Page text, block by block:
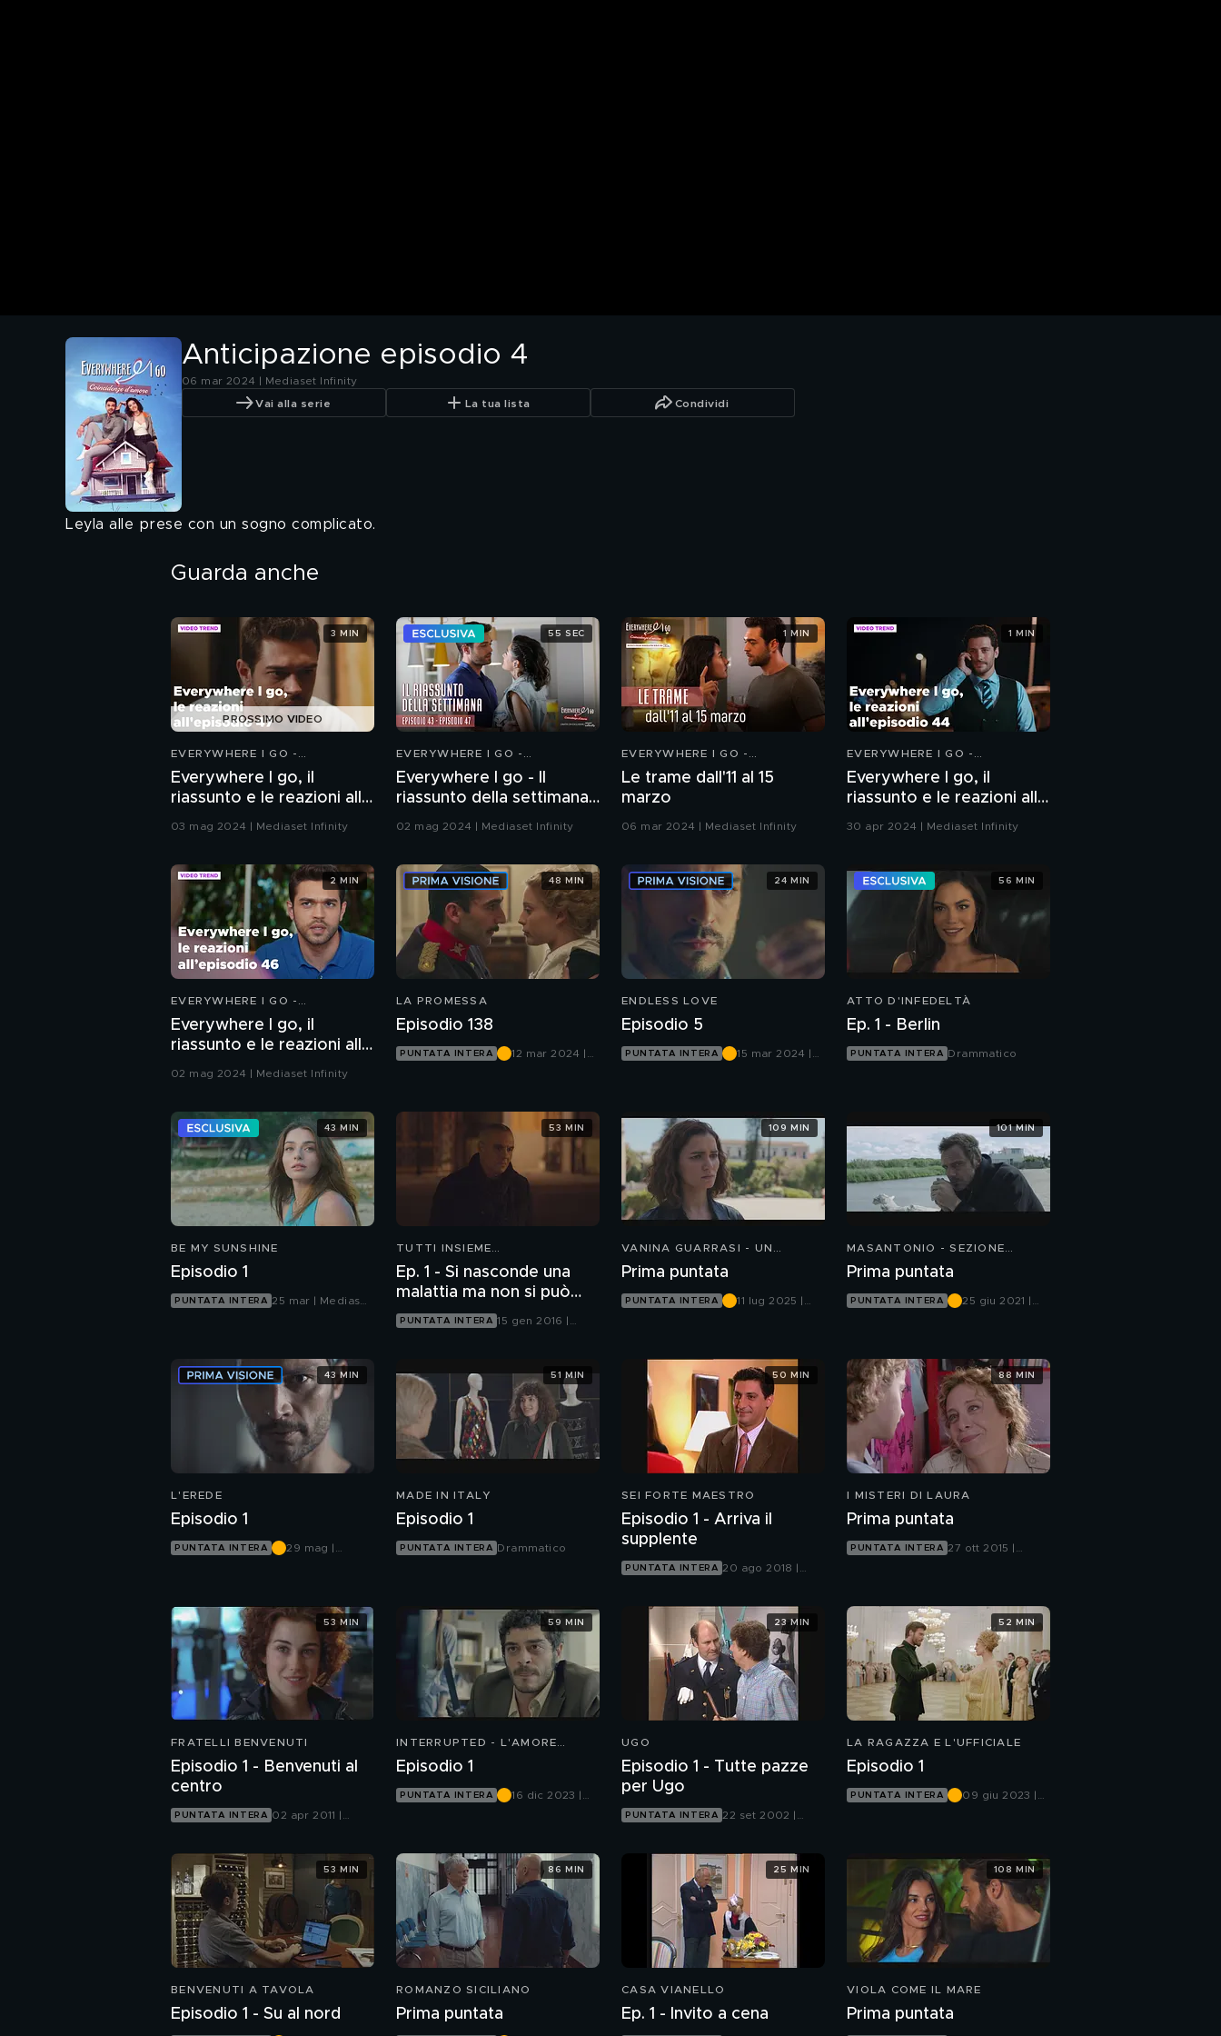
Anticipazione episodio 4
06 mar 2024 | Mediaset Infinity
Vai alla serie La tua lista Condividi
Leyla alle prese con un sogno complicato.
Guarda anche
PROSSIMO VIDEO
EVERYWHERE I GO -
Everywhere I go, il
riassunto e le reazioni alla
puntata 47
03 mag 2024 | Mediaset Infinity
3 MIN
EVERYWHERE I GO -
Everywhere I go - Il
riassunto della settimana
(Ep.43-47)
02 mag 2024 | Mediaset Infinity
55 SEC
EVERYWHERE I GO -
Le trame dall'11 al 15
marzo
06 mar 2024 | Mediaset Infinity
1 MIN
EVERYWHERE I GO -
Everywhere I go, il
riassunto e le reazioni alla
puntata 44
30 apr 2024 | Mediaset Infinity
1 MIN
EVERYWHERE I GO -
Everywhere I go, il
riassunto e le reazioni alla
puntata 46
02 mag 2024 | Mediaset Infinity
2 MIN
LA PROMESSA
Episodio 138
PUNTATA INTERA
12 mar 2024 |
48 MIN
ENDLESS LOVE
Episodio 5
PUNTATA INTERA
15 mar 2024 |
24 MIN
ATTO D'INFEDELTÀ
Ep. 1 - Berlin
PUNTATA INTERA Drammatico
56 MIN
BE MY SUNSHINE
Episodio 1
PUNTATA INTERA 25 mar | Mediaset
43 MIN
TUTTI INSIEME
Ep. 1 - Si nasconde una
malattia ma non si può
nascondere la morte
PUNTATA INTERA 15 gen 2016 |
53 MIN
VANINA GUARRASI - UN
Prima puntata
PUNTATA INTERA
11 lug 2025 |
109 MIN
MASANTONIO - SEZIONE
Prima puntata
PUNTATA INTERA
25 giu 2021 |
101 MIN
L'EREDE
Episodio 1
PUNTATA INTERA
29 mag |
43 MIN
MADE IN ITALY
Episodio 1
PUNTATA INTERA Drammatico
51 MIN
SEI FORTE MAESTRO
Episodio 1 - Arriva il
supplente
PUNTATA INTERA 20 ago 2018 |
50 MIN
I MISTERI DI LAURA
Prima puntata
PUNTATA INTERA 27 ott 2015 |
88 MIN
FRATELLI BENVENUTI
Episodio 1 - Benvenuti al
centro
PUNTATA INTERA 02 apr 2011 |
53 MIN
INTERRUPTED - L'AMORE
Episodio 1
PUNTATA INTERA
16 dic 2023 |
59 MIN
UGO
Episodio 1 - Tutte pazze
per Ugo
PUNTATA INTERA 22 set 2002 |
23 MIN
LA RAGAZZA E L'UFFICIALE
Episodio 1
PUNTATA INTERA
09 giu 2023 |
52 MIN
BENVENUTI A TAVOLA
Episodio 1 - Su al nord
53 MIN
ROMANZO SICILIANO
Prima puntata
86 MIN
CASA VIANELLO
Ep. 1 - Invito a cena
25 MIN
VIOLA COME IL MARE
Prima puntata
108 MIN